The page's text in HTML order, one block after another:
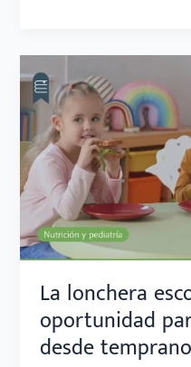
La lonchera
oportunidad
desde temprano